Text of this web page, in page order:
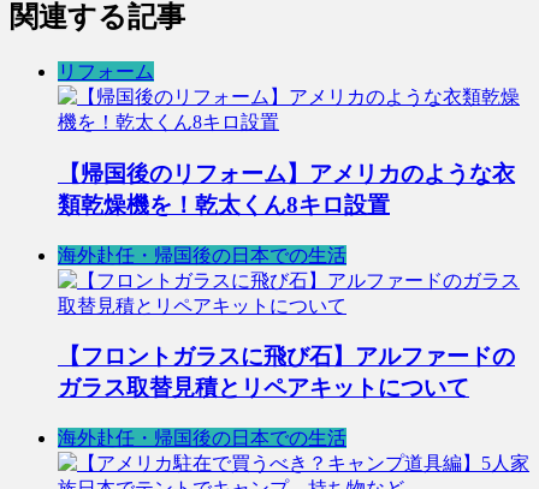
関連する記事
リフォーム
【帰国後のリフォーム】アメリカのような衣
類乾燥機を！乾太くん8キロ設置
海外赴任・帰国後の日本での生活
【フロントガラスに飛び石】アルファードの
ガラス取替見積とリペアキットについて
海外赴任・帰国後の日本での生活